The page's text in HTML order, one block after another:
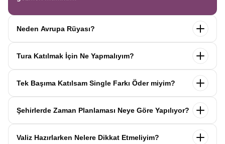
Neden Avrupa Rüyası?
tek seferde birçok
ülkeyikeşfedin! Ekstra tur ücreti yok, tüm geziler fiyata
ile Avrupa’yı en keyifli şekilde yaşayın.
Tura Katılmak İçin Ne Yapmalıyım?
seyahat sözleşmesinionaylayın.İlk taksitiödediğinizde
Tek Başıma Katılsam Single Farkı Öder miyim?
katıldığınızda1000 Euro’ya varan single farkı
konforlu bir şekilde seyahat edebilirsiniz.
Şehirlerde Zaman Planlaması Neye Göre Yapılıyor?
uzman
operasyon birimimiz tarafından önceden test edilip
en
Valiz Hazırlarken Nelere Dikkat Etmeliyim?